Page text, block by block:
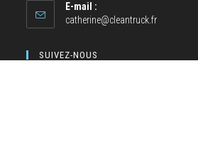
E-mail :
catherine@cleantruck.fr
SUIVEZ-NOUS